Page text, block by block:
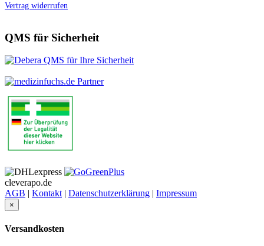
Vertrag widerrufen
QMS für Sicherheit
cleverapo.de
AGB | Kontakt | Datenschutzerklärung | Impressum
×
Versandkosten